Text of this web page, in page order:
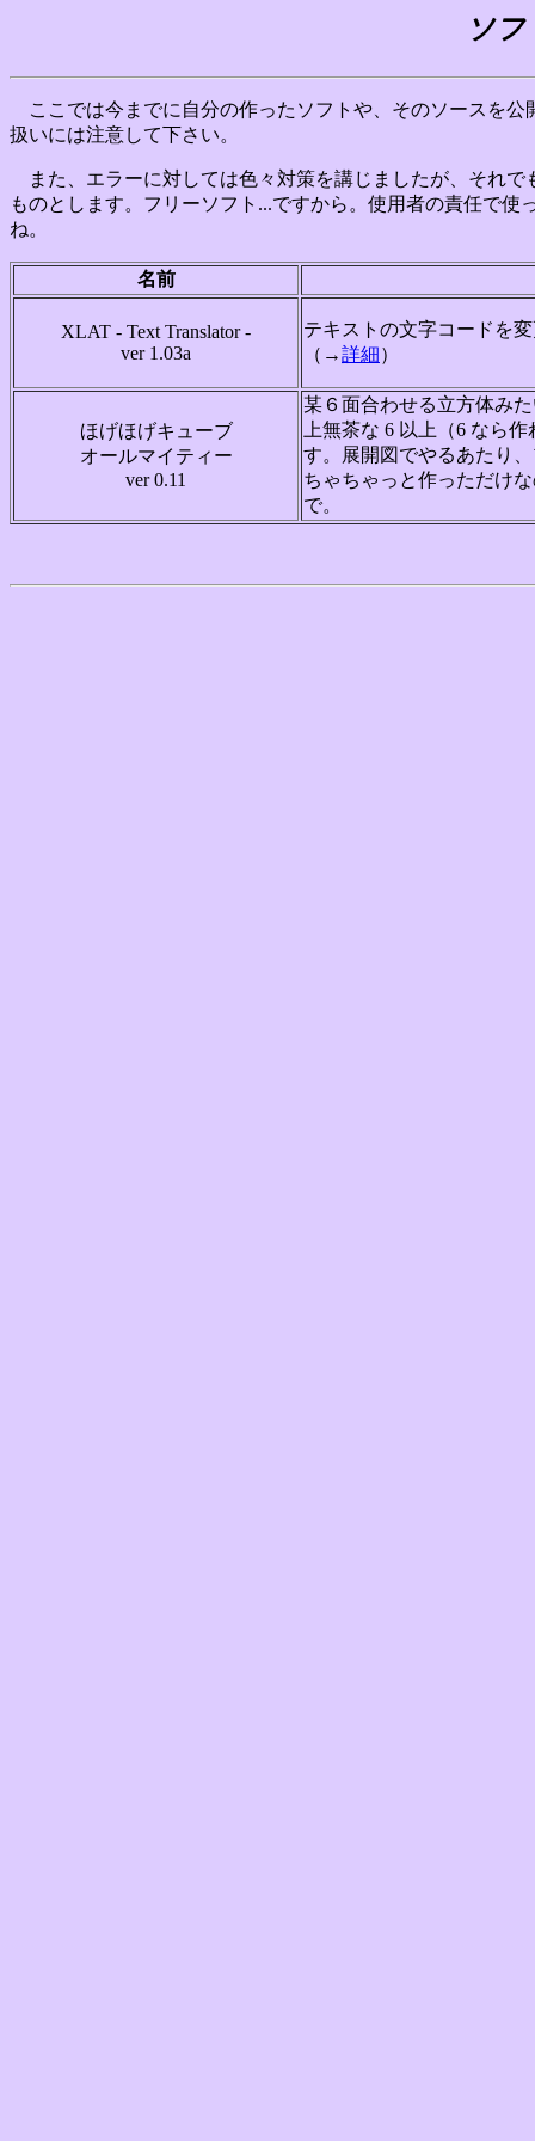
ソ
ここでは今までに自分の作ったソフトや、そのソースを
扱いには注意して下さい。
また、エラーに対しては色々対策を講じましたが、それ
ものとします。フリーソフト...ですから。使用者の責任で
ね。
名前
XLAT - Text Translator -
ver 1.03a
テキストの文字コードを
（→詳細）
ほげほげキューブ
オールマイティー
ver 0.11
某６面合わせる立方体み
上無茶な 6 以上（6 なら
す。展開図でやるあたり
ちゃちゃっと作っただけ
で。